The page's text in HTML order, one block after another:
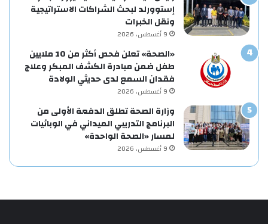
إستوورلد لبحث الشراكات الاستراتيجية
ونقل الخبرات
9 أغسطس، 2026
«الصحة» تعلن فحص أكثر من 10 ملايين
طفل ضمن مبادرة الكشف المبكر وعلاج
فقدان السمع لدى حديثي الولادة
9 أغسطس، 2026
وزارة الصحة تطلق الدفعة الأولى من
البرنامج التدريبي الميداني في الوبائيات
لمسار «الصحة الواحدة»
9 أغسطس، 2026